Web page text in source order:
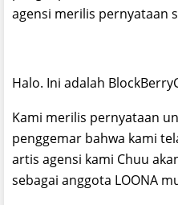
agensi merilis pernyataan
Halo. Ini adalah
Kami merilis pernyataan
penggemar bahwa kami
artis agensi kami Chuu
sebagai anggota LOONA